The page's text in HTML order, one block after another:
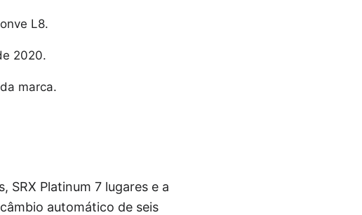
L8.
2020.
marca.
SRX Platinum 7 lugares e a
automático de seis